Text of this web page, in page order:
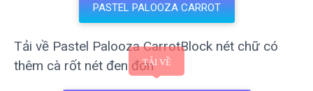
PASTEL PALOOZA CARROT
Tải về Pastel Palooza CarrotBlock nét chữ có
thêm cà rốt nét đen đơn